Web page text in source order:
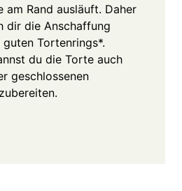
am Rand ausläuft. Daher
dir die Anschaffung
Tortenrings*.
du die Torte auch
geschlossenen